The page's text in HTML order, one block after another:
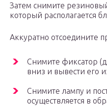
Затем снимите
который располагается
Аккуратно отсоедините
Снимите фиксатор
вниз и вывести его
Снимите лампу и
осуществляется в